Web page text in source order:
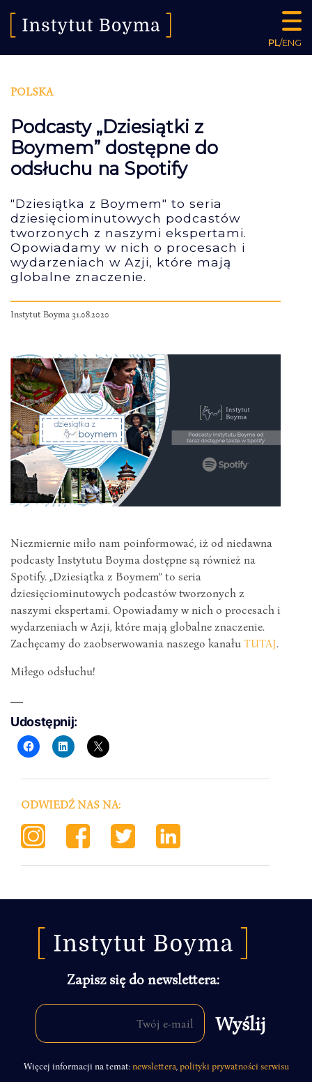
PL/ENG
POLSKA
Podcasty „Dziesiątki z
Boymem” dostępne do
odsłuchu na Spotify
"Dziesiątka z Boymem" to seria
dziesięciominutowych podcastów
tworzonych z naszymi ekspertami.
Opowiadamy w nich o procesach i
wydarzeniach w Azji, które mają
globalne znaczenie.
Instytut Boyma 31.08.2020
Niezmiernie miło nam poinformować, iż od niedawna
podcasty Instytutu Boyma dostępne są również na
Spotify. „Dziesiątka z Boymem” to seria
dziesięciominutowych podcastów tworzonych z
naszymi ekspertami. Opowiadamy w nich o procesach i
wydarzeniach w Azji, które mają globalne znaczenie.
Zachęcamy do zaobserwowania naszego kanału TUTAJ.
Miłego odsłuchu!
Udostępnij:
ODWIEDŹ NAS NA:
Zapisz się do newslettera:
Więcej informacji na temat:newslettera polityki prywatności serwisu